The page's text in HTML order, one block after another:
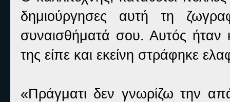
δημιούργησες αυτή τη
συναισθήματά σου. Αυτός
της είπε και εκείνη στράφηκε
«Πράγματι δεν γνωρίζω την